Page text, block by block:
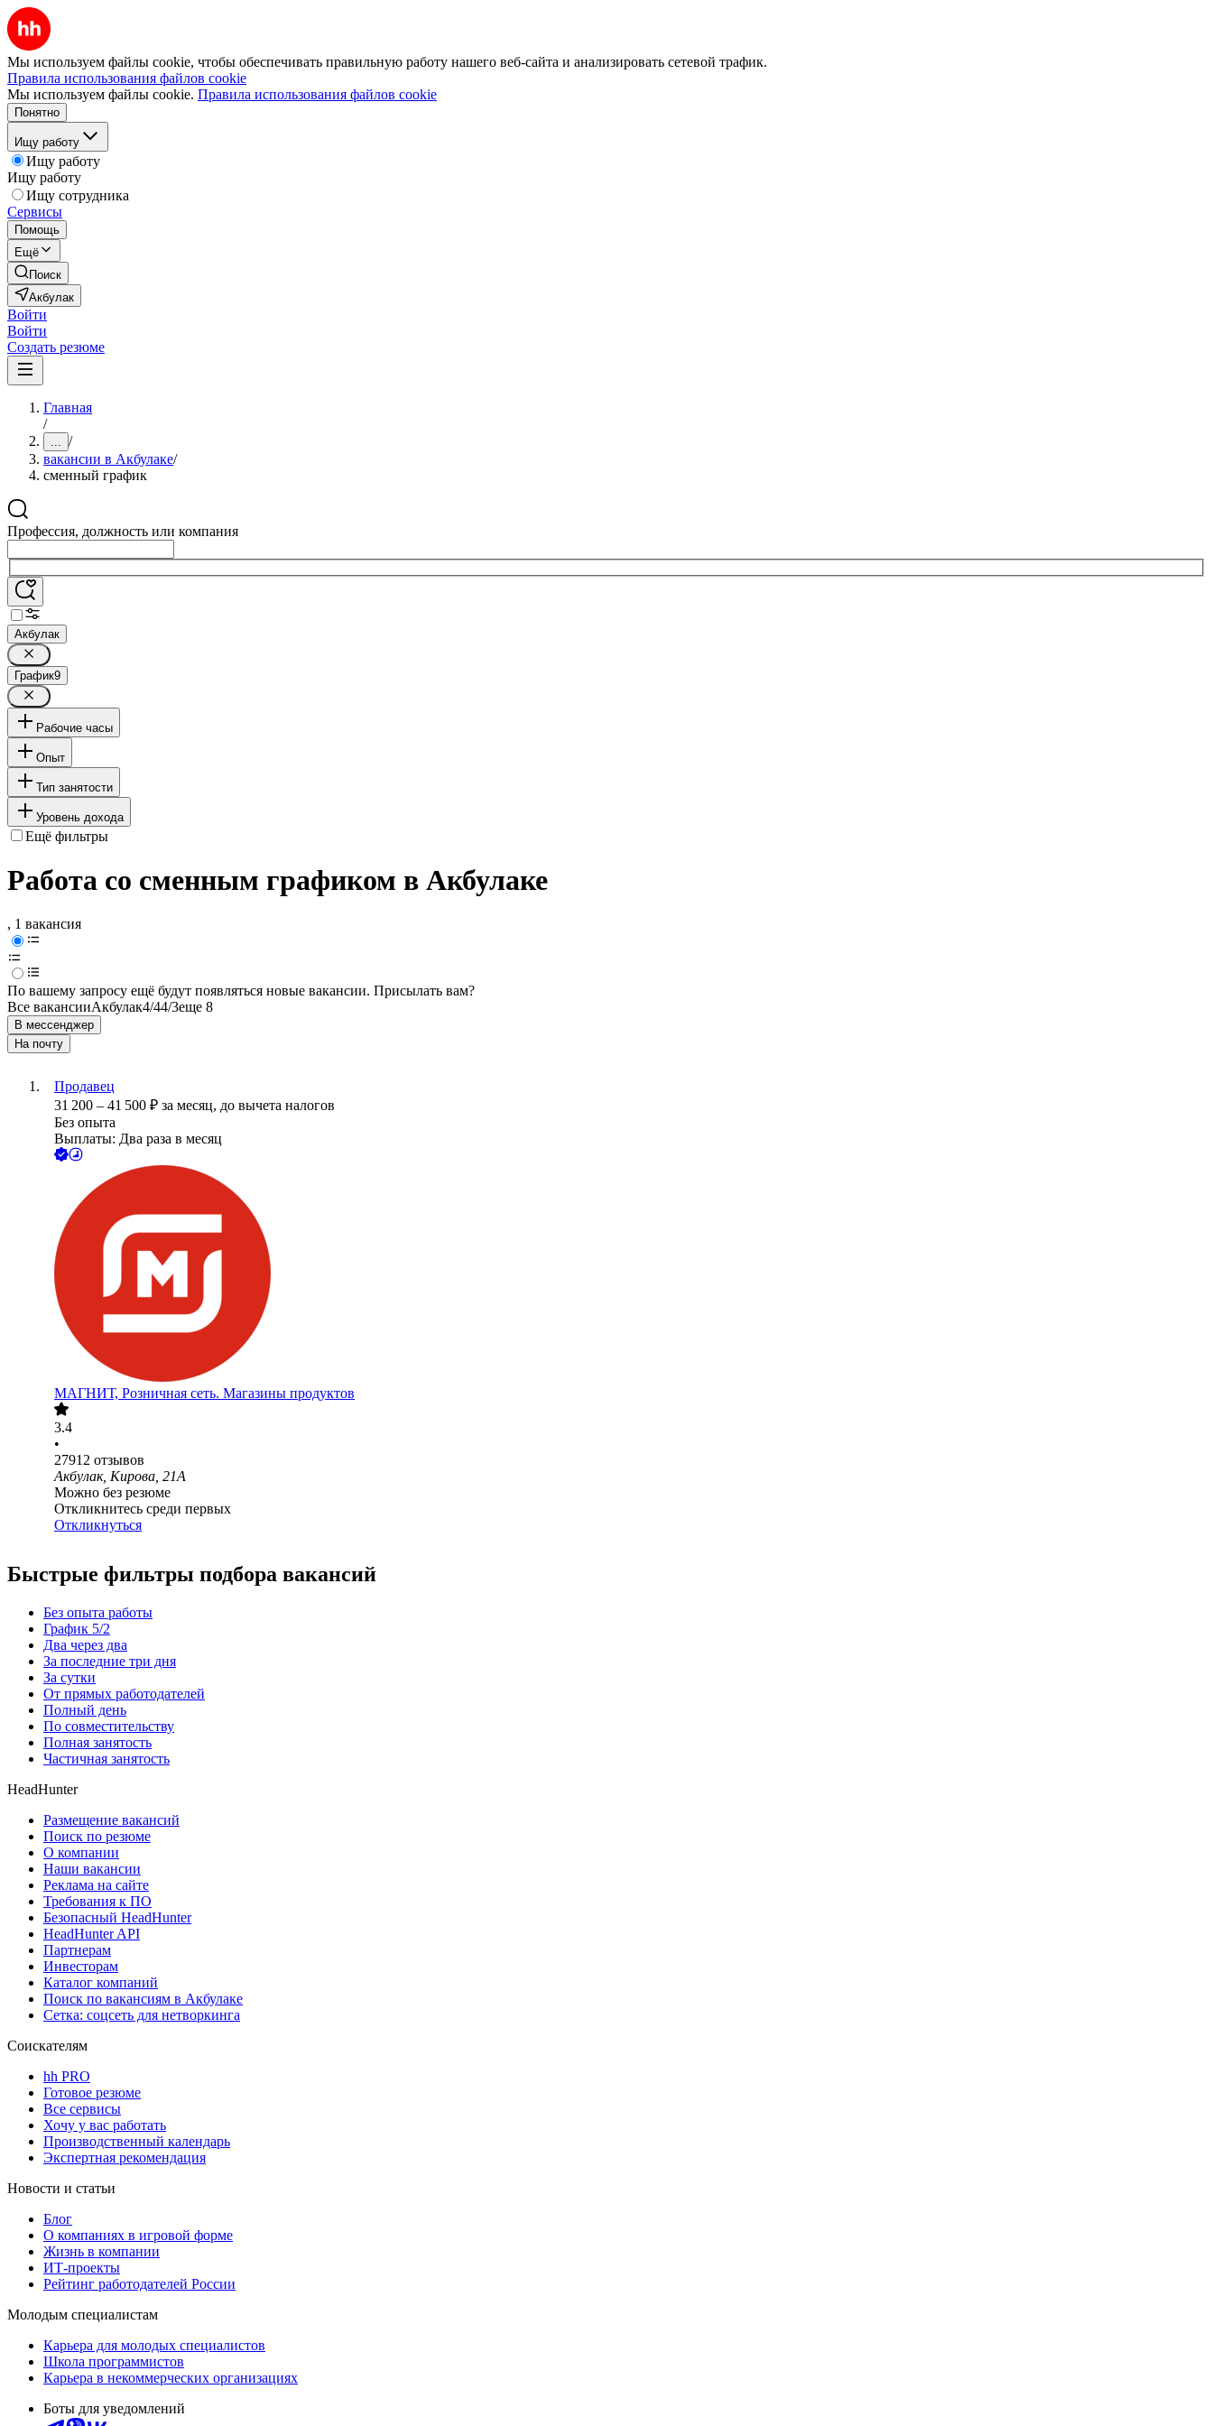
Мы используем файлы cookie, чтобы обеспечивать правильную работу нашего веб-сайта и анализировать сетевой трафик.
Правила использования файлов cookie
Мы используем файлы cookie. Правила использования файлов cookie
Понятно
Ищу работу
Ищу работу
Ищу работу
Ищу сотрудника
Сервисы
Помощь
Ещё
Поиск
Акбулак
Войти
Войти
Создать резюме
Главная
/
... /
вакансии в Акбулаке/
сменный график
Профессия, должность или компания
Акбулак
График9
Рабочие часы
Опыт
Тип занятости
Уровень дохода
Ещё фильтры
Работа со сменным графиком в Акбулаке
, 1 вакансия
По вашему запросу ещё будут появляться новые вакансии. Присылать вам?
Все вакансииАкбулак4/44/3еще 8
В мессенджер
На почту
Продавец
31 200 – 41 500 ₽ за месяц, до вычета налогов
Без опыта
Выплаты: Два раза в месяц
МАГНИТ, Розничная сеть. Магазины продуктов
3.4
•
27912 отзывов
Акбулак, Кирова, 21А
Можно без резюме
Откликнитесь среди первых
Откликнуться
Быстрые фильтры подбора вакансий
Без опыта работы
График 5/2
Два через два
За последние три дня
За сутки
От прямых работодателей
Полный день
По совместительству
Полная занятость
Частичная занятость
HeadHunter
Размещение вакансий
Поиск по резюме
О компании
Наши вакансии
Реклама на сайте
Требования к ПО
Безопасный HeadHunter
HeadHunter API
Партнерам
Инвесторам
Каталог компаний
Поиск по вакансиям в Акбулаке
Сетка: соцсеть для нетворкинга
Соискателям
hh PRO
Готовое резюме
Все сервисы
Хочу у вас работать
Производственный календарь
Экспертная рекомендация
Новости и статьи
Блог
О компаниях в игровой форме
Жизнь в компании
ИТ-проекты
Рейтинг работодателей России
Молодым специалистам
Карьера для молодых специалистов
Школа программистов
Карьера в некоммерческих организациях
Боты для уведомлений